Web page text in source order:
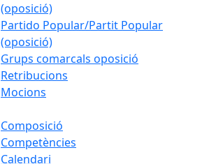
(oposició)
Partido Popular/Partit Popular
(oposició)
Grups comarcals oposició
Retribucions
Mocions
Composició
Competències
Calendari